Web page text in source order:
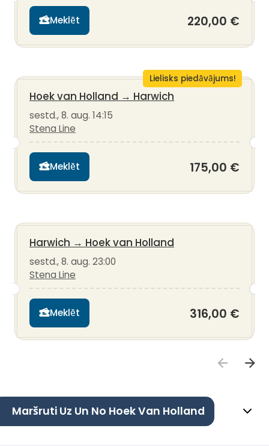
Meklēt 220,00 €
Lielisks piedāvājums!
Hoek van Holland → Harwich
sestd., 8. aug. 14:15
Stena Line
Meklēt 175,00 €
Harwich → Hoek van Holland
sestd., 8. aug. 23:00
Stena Line
Meklēt 316,00 €
Maršruti Uz Un No Hoek Van Holland